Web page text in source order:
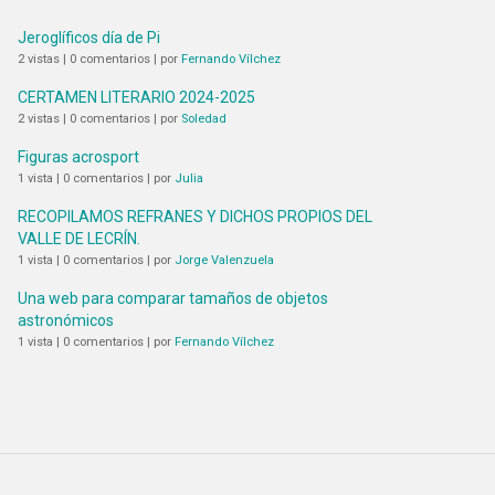
Jeroglíficos día de Pi
2 vistas | 0 comentarios | por Fernando Vílchez
CERTAMEN LITERARIO 2024-2025
2 vistas | 0 comentarios | por Soledad
Figuras acrosport
1 vista | 0 comentarios | por Julia
RECOPILAMOS REFRANES Y DICHOS PROPIOS DEL
VALLE DE LECRÍN.
1 vista | 0 comentarios | por Jorge Valenzuela
Una web para comparar tamaños de objetos
astronómicos
1 vista | 0 comentarios | por Fernando Vílchez